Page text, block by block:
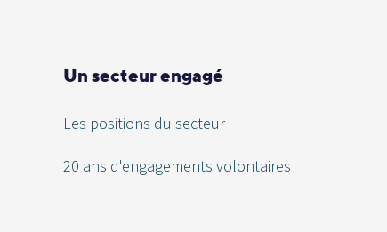
Un secteur engagé
Les positions du secteur
20 ans d'engagements volontaires